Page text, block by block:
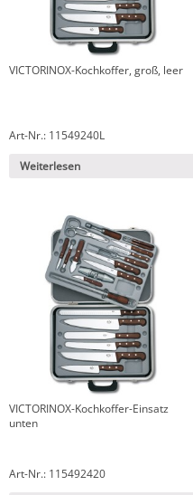
VICTORINOX-Kochkoffer, groß, leer
Art-Nr.: 11549240L
Weiterlesen
VICTORINOX-Kochkoffer-Einsatz
unten
Art-Nr.: 115492420